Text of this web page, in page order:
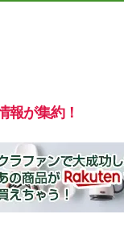
報が集約！